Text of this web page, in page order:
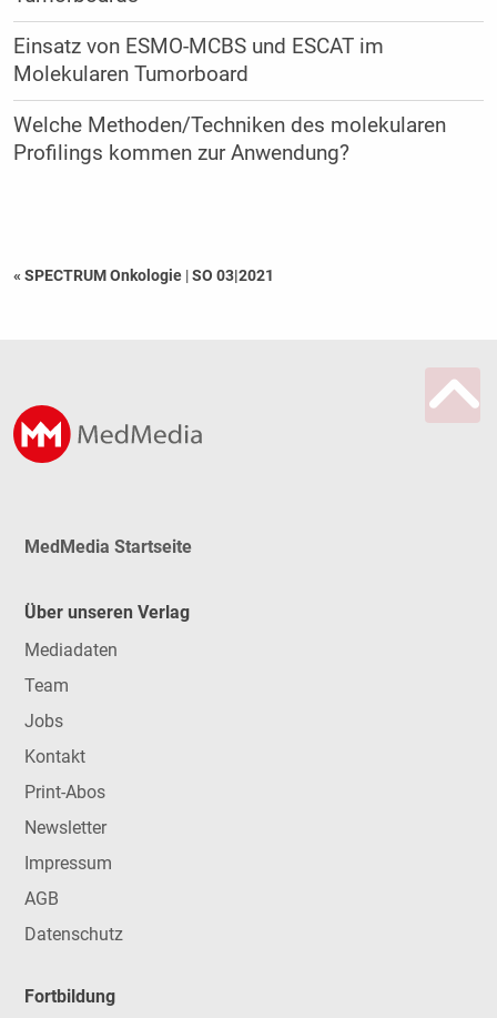
Einsatz von ESMO-MCBS und ESCAT im
Molekularen Tumorboard
Welche Methoden/Techniken des molekularen
Profilings kommen zur Anwendung?
« SPECTRUM Onkologie |SO 03|2021
MedMedia Startseite
Über unseren Verlag
Mediadaten
Team
Jobs
Kontakt
Print-Abos
Newsletter
Impressum
AGB
Datenschutz
Fortbildung